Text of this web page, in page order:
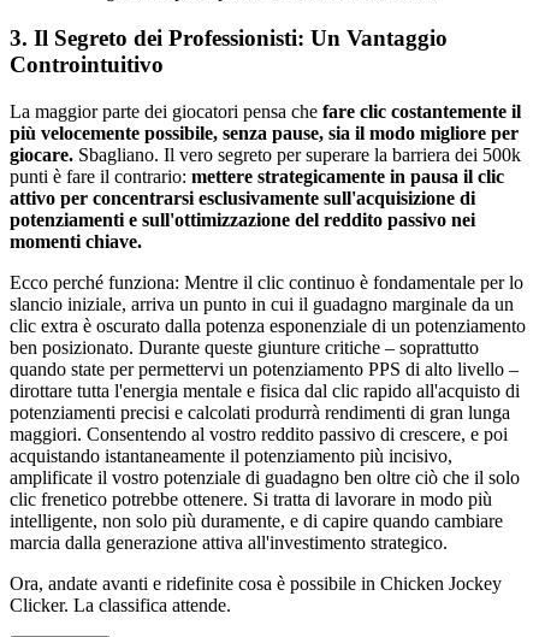
3. Il Segreto dei Professionisti: Un Vantaggio
Controintuitivo
La maggior parte dei giocatori pensa che fare clic costantemente il
più velocemente possibile, senza pause, sia il modo migliore per
giocare. Sbagliano. Il vero segreto per superare la barriera dei 500k
punti è fare il contrario: mettere strategicamente in pausa il clic
attivo per concentrarsi esclusivamente sull'acquisizione di
potenziamenti e sull'ottimizzazione del reddito passivo nei
momenti chiave.
Ecco perché funziona: Mentre il clic continuo è fondamentale per lo
slancio iniziale, arriva un punto in cui il guadagno marginale da un
clic extra è oscurato dalla potenza esponenziale di un potenziamento
ben posizionato. Durante queste giunture critiche – soprattutto
quando state per permettervi un potenziamento PPS di alto livello –
dirottare tutta l'energia mentale e fisica dal clic rapido all'acquisto di
potenziamenti precisi e calcolati produrrà rendimenti di gran lunga
maggiori. Consentendo al vostro reddito passivo di crescere, e poi
acquistando istantaneamente il potenziamento più incisivo,
amplificate il vostro potenziale di guadagno ben oltre ciò che il solo
clic frenetico potrebbe ottenere. Si tratta di lavorare in modo più
intelligente, non solo più duramente, e di capire quando cambiare
marcia dalla generazione attiva all'investimento strategico.
Ora, andate avanti e ridefinite cosa è possibile in Chicken Jockey
Clicker. La classifica attende.